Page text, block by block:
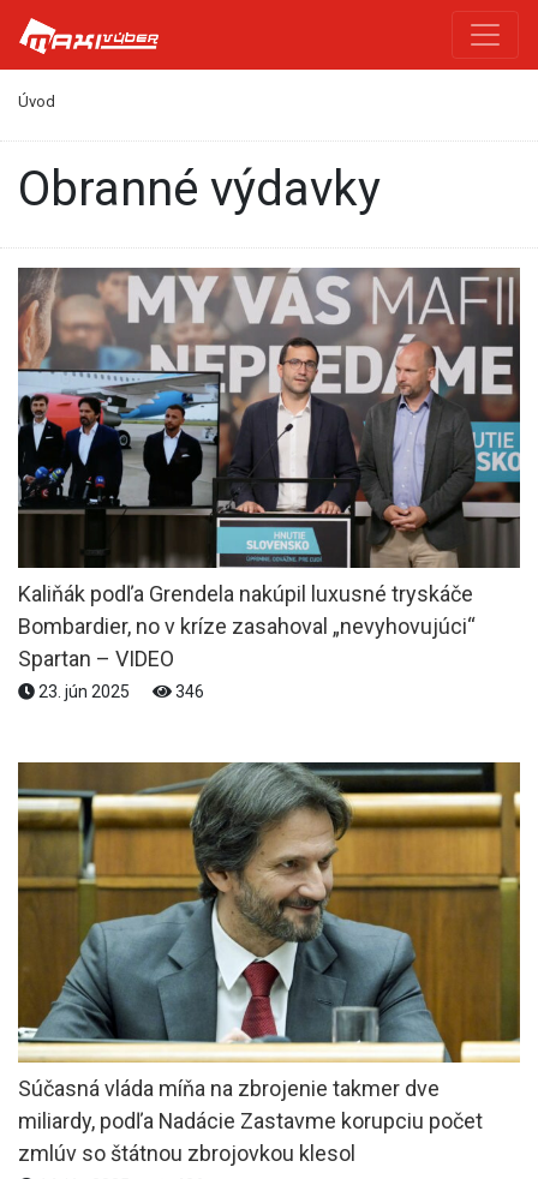
Úvod
obranné výdavky
Kaliňák podľa Grendela nakúpil luxusné tryskáče
Bombardier, no v kríze zasahoval „nevyhovujúci“
Spartan – VIDEO
23. jún 2025 346
Súčasná vláda míňa na zbrojenie takmer dve
miliardy, podľa Nadácie Zastavme korupciu počet
zmlúv so štátnou zbrojovkou klesol